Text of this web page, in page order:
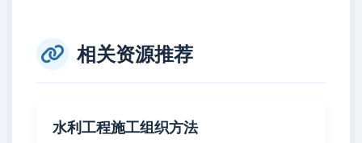
相关资源推荐
水利工程施工组织方法